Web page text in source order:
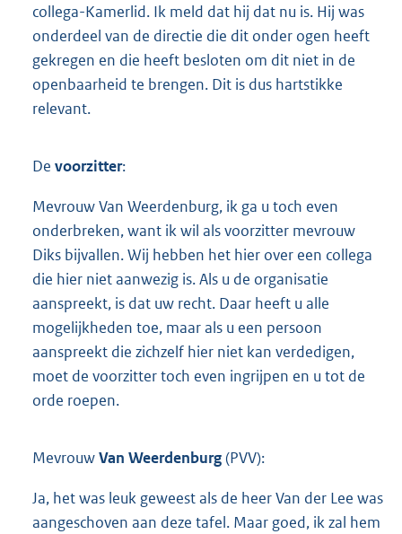
collega-Kamerlid. Ik meld dat hij dat nu is. Hij was
onderdeel van de directie die dit onder ogen heeft
gekregen en die heeft besloten om dit niet in de
openbaarheid te brengen. Dit is dus hartstikke
relevant.
De voorzitter:
Mevrouw Van Weerdenburg, ik ga u toch even
onderbreken, want ik wil als voorzitter mevrouw
Diks bijvallen. Wij hebben het hier over een collega
die hier niet aanwezig is. Als u de organisatie
aanspreekt, is dat uw recht. Daar heeft u alle
mogelijkheden toe, maar als u een persoon
aanspreekt die zichzelf hier niet kan verdedigen,
moet de voorzitter toch even ingrijpen en u tot de
orde roepen.
MevrouwVan Weerdenburg(PVV):
Ja, het was leuk geweest als de heer Van der Lee was
aangeschoven aan deze tafel. Maar goed, ik zal hem